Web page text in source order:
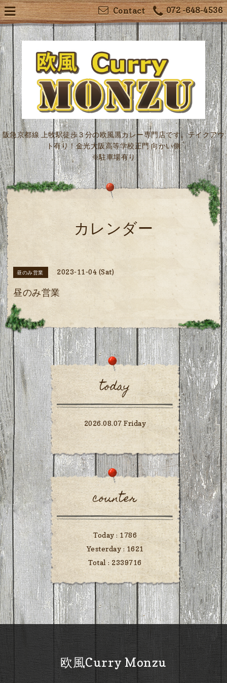
072 -648-4536
Contact
阪急京都線 上牧駅徒歩３分の欧風黒カレー専門店です。テイクアウ
ト有り！金光大阪高等学校正門 向かい側
※駐車場有り
カレンダー
昼のみ営業 2023-11-04 (Sat)
昼のみ営業
today
2026.08.07 Friday
counter
Today : 1786
Yesterday : 1621
Total : 2339716
欧風Curry Monzu